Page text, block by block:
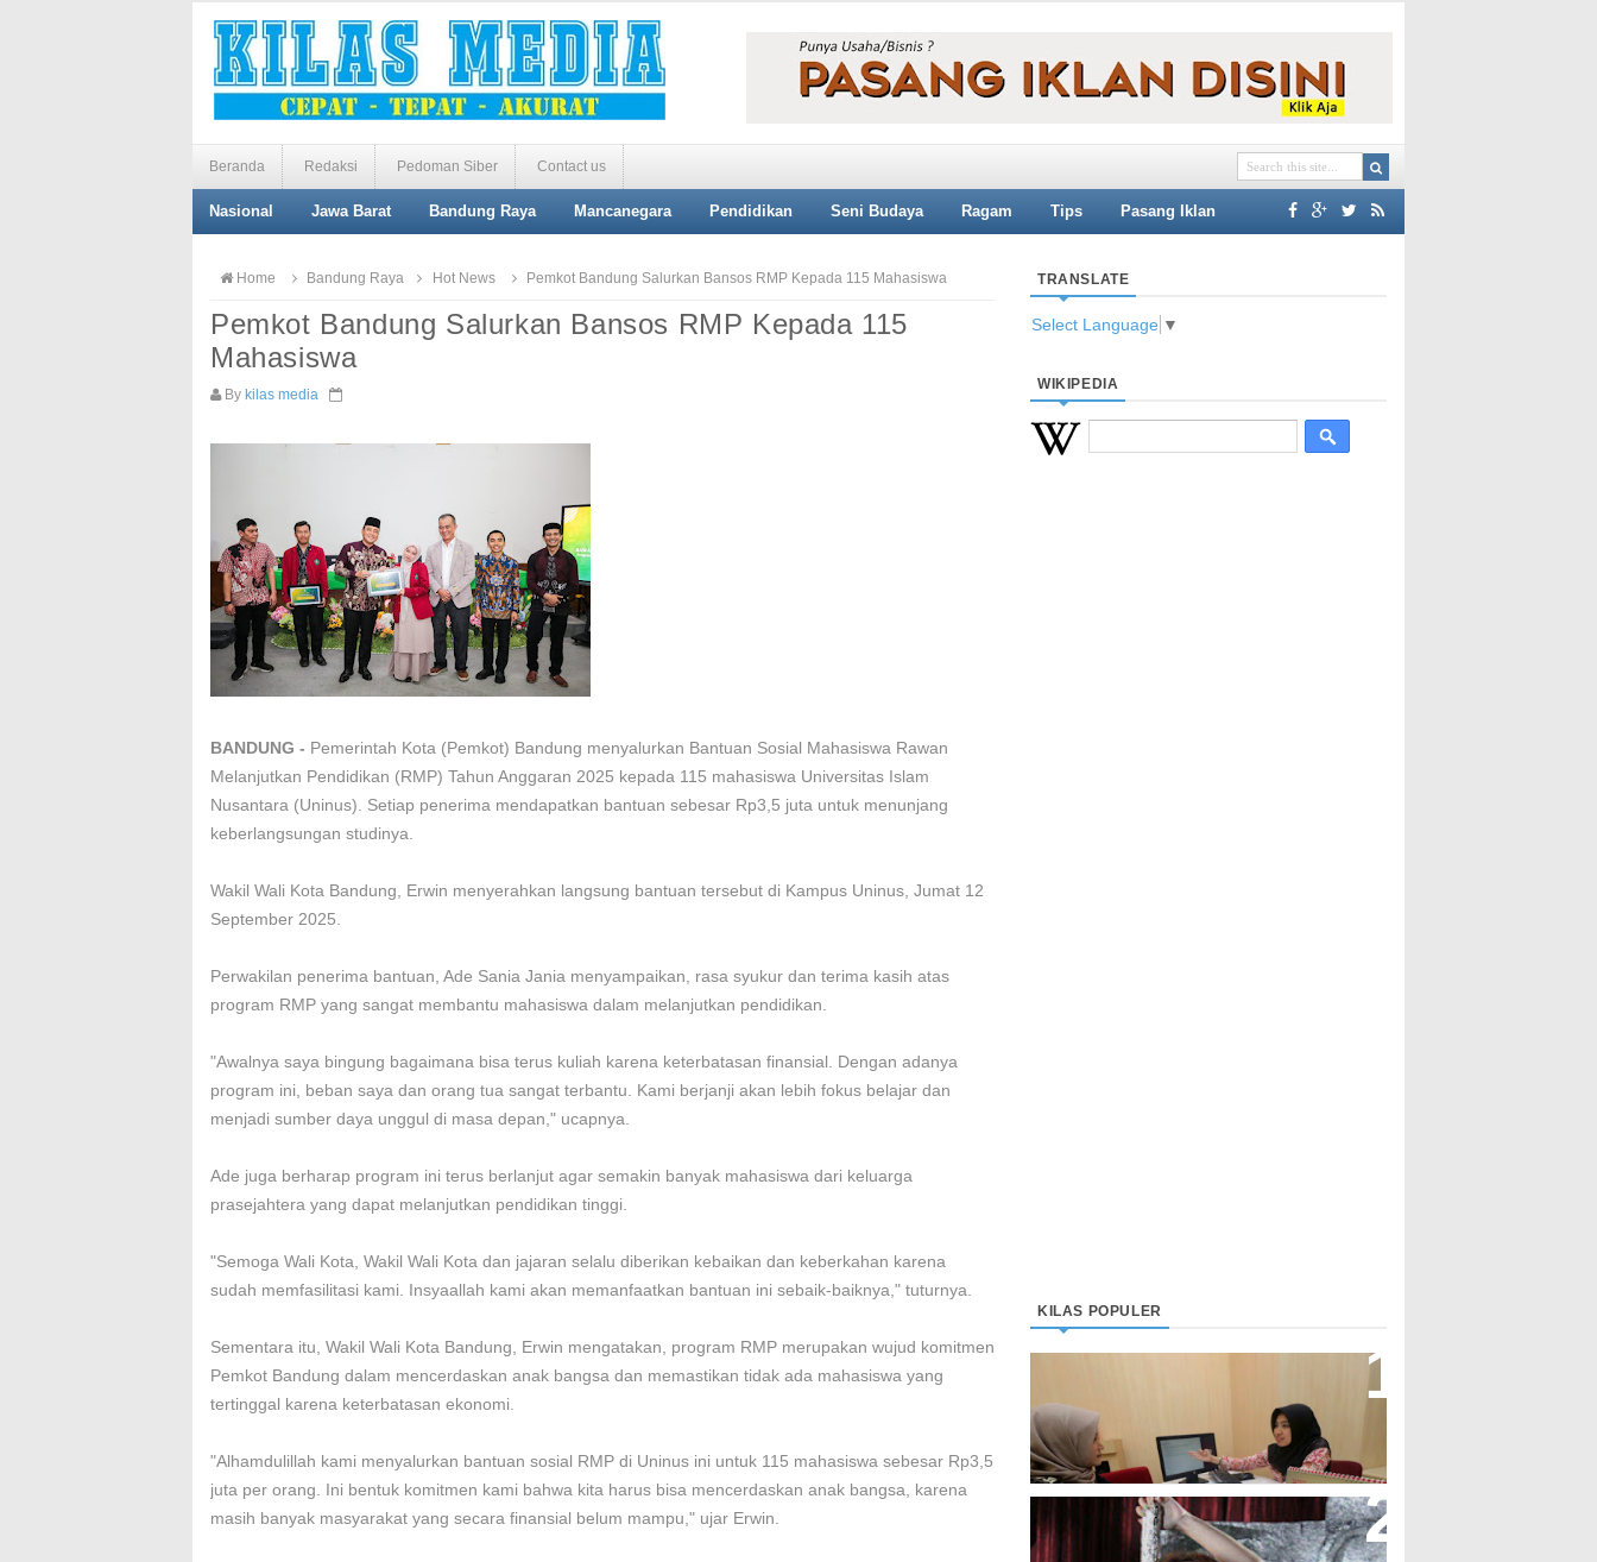
Beranda Redaksi Pedoman Siber Contact us
Nasional Jawa Barat Bandung Raya Mancanegara Pendidikan Seni Budaya Ragam Tips Pasang Iklan
Home Bandung Raya Hot News Pemkot Bandung Salurkan Bansos RMP Kepada 115 Mahasiswa
Pemkot Bandung Salurkan Bansos RMP Kepada 115
Mahasiswa
By kilas media
BANDUNG - Pemerintah Kota (Pemkot) Bandung menyalurkan Bantuan Sosial Mahasiswa Rawan
Melanjutkan Pendidikan (RMP) Tahun Anggaran 2025 kepada 115 mahasiswa Universitas Islam
Nusantara (Uninus). Setiap penerima mendapatkan bantuan sebesar Rp3,5 juta untuk menunjang
keberlangsungan studinya.
Wakil Wali Kota Bandung, Erwin menyerahkan langsung bantuan tersebut di Kampus Uninus, Jumat 12
September 2025.
Perwakilan penerima bantuan, Ade Sania Jania menyampaikan, rasa syukur dan terima kasih atas
program RMP yang sangat membantu mahasiswa dalam melanjutkan pendidikan.
"Awalnya saya bingung bagaimana bisa terus kuliah karena keterbatasan finansial. Dengan adanya
program ini, beban saya dan orang tua sangat terbantu. Kami berjanji akan lebih fokus belajar dan
menjadi sumber daya unggul di masa depan," ucapnya.
Ade juga berharap program ini terus berlanjut agar semakin banyak mahasiswa dari keluarga
prasejahtera yang dapat melanjutkan pendidikan tinggi.
"Semoga Wali Kota, Wakil Wali Kota dan jajaran selalu diberikan kebaikan dan keberkahan karena
sudah memfasilitasi kami. Insyaallah kami akan memanfaatkan bantuan ini sebaik-baiknya," tuturnya.
Sementara itu, Wakil Wali Kota Bandung, Erwin mengatakan, program RMP merupakan wujud komitmen
Pemkot Bandung dalam mencerdaskan anak bangsa dan memastikan tidak ada mahasiswa yang
tertinggal karena keterbatasan ekonomi.
"Alhamdulillah kami menyalurkan bantuan sosial RMP di Uninus ini untuk 115 mahasiswa sebesar Rp3,5
juta per orang. Ini bentuk komitmen kami bahwa kita harus bisa mencerdaskan anak bangsa, karena
masih banyak masyarakat yang secara finansial belum mampu," ujar Erwin.
TRANSLATE
Select Language ▼
WIKIPEDIA
KILAS POPULER
Keuangan Syariah Di Indonesia
Meningkat
Cupi Cupita Luncurkan Single
“Yo Uwis”